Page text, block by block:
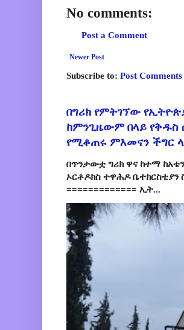
No comments:
Post a Comment
Newer Post
Subscribe to: Post
በግሪክ የምትገኘው
ከምንጊዜውም በላይ የቅዱስ
የሚቆጠሩ ምእመናን ችግር
በጥንታውቷ ግሪክ ዋና ከተማ
ኦርቶዶክስ ተዋሕዶ ቤተክርስቲያን
============= ኢት...